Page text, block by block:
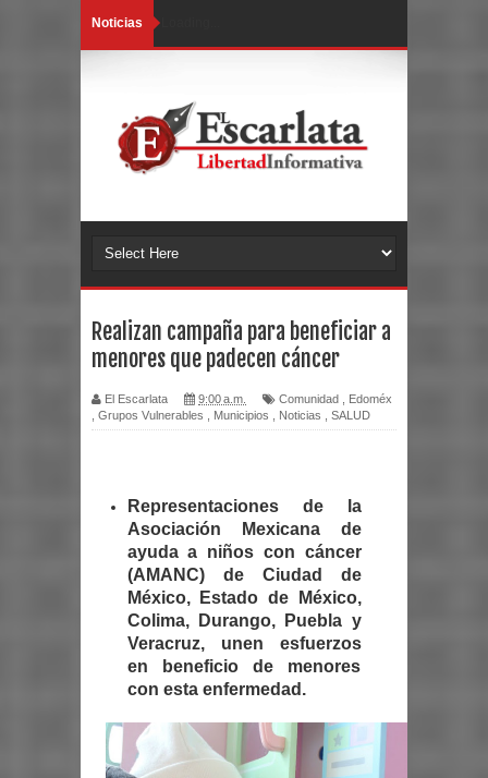
Noticias
Realizan campaña para beneficiar a
menores que padecen cáncer
El Escarlata 9:00 a.m. Comunidad
Edoméx
Grupos Vulnerables Municipios Noticias SALUD
Representaciones de la
Asociación Mexicana de
ayuda a niños con cáncer
(AMANC) de Ciudad de
México, Estado de México,
Colima, Durango, Puebla y
Veracruz, unen esfuerzos
en beneficio de menores
con esta enfermedad.